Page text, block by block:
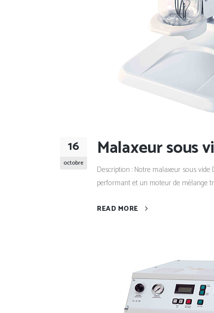
16
octobre
Malaxeur sous
Description : Notre malaxeur sous
performant et un moteur de mélange
READ MORE